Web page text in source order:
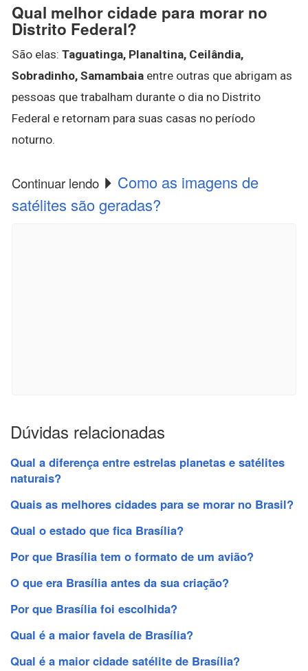
Qual melhor cidade para morar no
Distrito Federal?
São elas: Taguatinga, Planaltina, Ceilândia,
Sobradinho, Samambaia entre outras que abrigam as
pessoas que trabalham durante o dia no Distrito
Federal e retornam para suas casas no período
noturno.
Continuar lendo
Como as imagens de
satélites são geradas?
Dúvidas relacionadas
Qual a diferença entre estrelas planetas e satélites
naturais?
Quais as melhores cidades para se morar no Brasil?
Qual o estado que fica Brasília?
Por que Brasília tem o formato de um avião?
O que era Brasília antes da sua criação?
Por que Brasília foi escolhida?
Qual é a maior favela de Brasília?
Qual é a maior cidade satélite de Brasília?